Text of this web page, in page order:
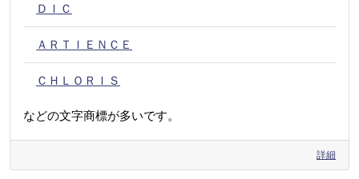
ＤＩＣ
ＡＲＴＩＥＮＣＥ
ＣＨＬＯＲＩＳ
などの文字商標が多いです。
詳細